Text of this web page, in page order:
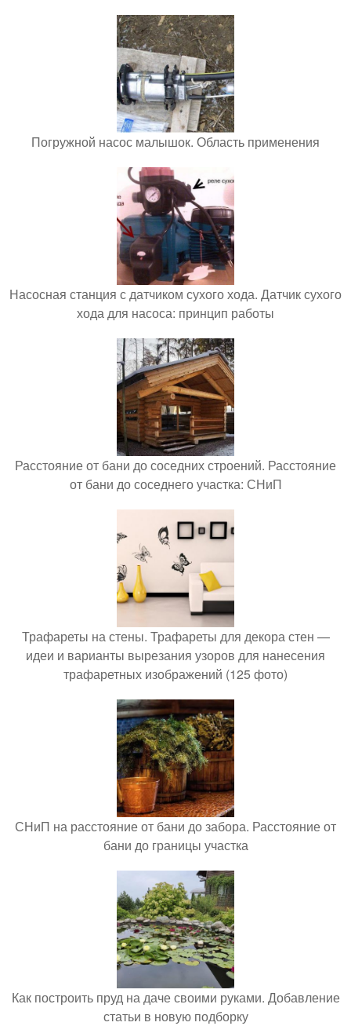
Погружной насос малышок. Область применения
Насосная станция с датчиком сухого хода. Датчик сухого
хода для насоса: принцип работы
Расстояние от бани до соседних строений. Расстояние
от бани до соседнего участка: СНиП
Трафареты на стены. Трафареты для декора стен —
идеи и варианты вырезания узоров для нанесения
трафаретных изображений (125 фото)
СНиП на расстояние от бани до забора. Расстояние от
бани до границы участка
Как построить пруд на даче своими руками. Добавление
статьи в новую подборку